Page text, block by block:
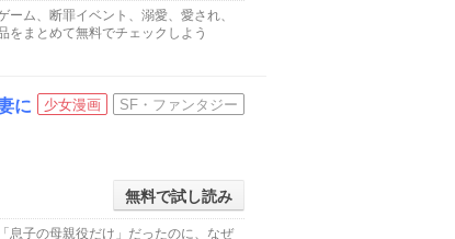
ム、断罪イベント、溺愛、愛され、
まとめて無料でチェックしよう
少女漫画 SF・ファンタジー
に
無料で試し読み
息子の母親役だけ」だったのに、なぜ